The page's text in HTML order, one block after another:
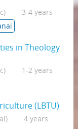
3-4 years
in Theology
1-2 years
(LBTU)
4 years